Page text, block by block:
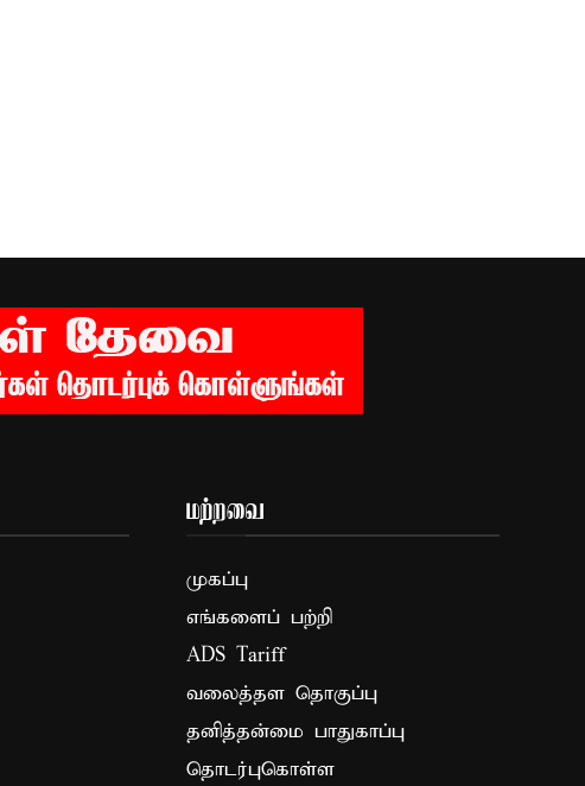
மற்றவை
முகப்பு
எங்களைப் பற்றி
ADS Tariff
வலைத்தள தொகுப்பு
தனித்தன்மை பாதுகாப்பு
தொடர்புகொள்ள